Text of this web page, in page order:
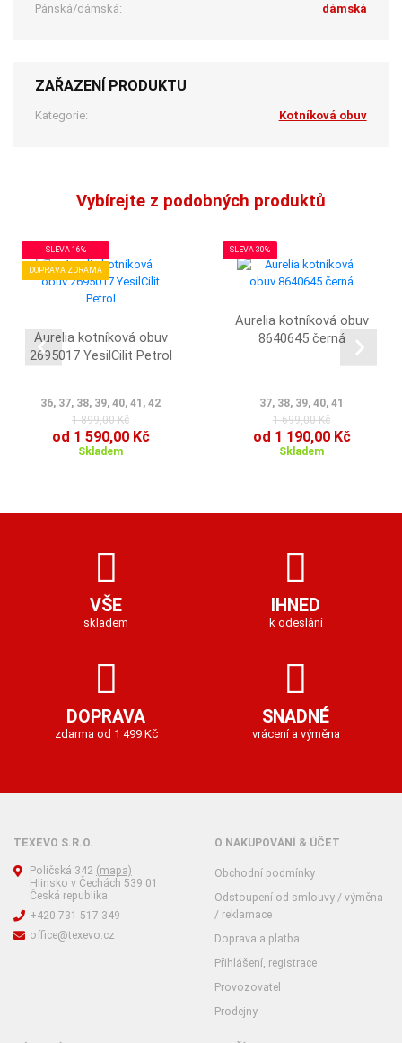
Pánská/dámská:
dámská
ZAŘAZENÍ PRODUKTU
Kategorie: Kotníková obuv
Vybírejte z podobných produktů
SLEVA 16%
DOPRAVA ZDRAMA
Aurelia kotníková obuv
2695017 YesilCilit Petrol
36, 37, 38, 39, 40, 41, 42
1 899,00 Kč
od 1 590,00 Kč
Skladem
SLEVA 30%
Aurelia kotníková obuv
8640645 černá
37, 38, 39, 40, 41
1 699,00 Kč
od 1 190,00 Kč
Skladem
VŠE
skladem
IHNED
k odeslání
DOPRAVA
zdarma od 1 499 Kč
SNADNÉ
vrácení a výměna
TEXEVO S.R.O.
Poličská 342 (mapa)
Hlinsko v Čechách 539 01
Česká republika
+420 731 517 349
office@texevo.cz
O NAKUPOVÁNÍ & ÚČET
Obchodní podmínky
Odstoupení od smlouvy / výměna
/ reklamace
Doprava a platba
Přihlášení, registrace
Provozovatel
Prodejny